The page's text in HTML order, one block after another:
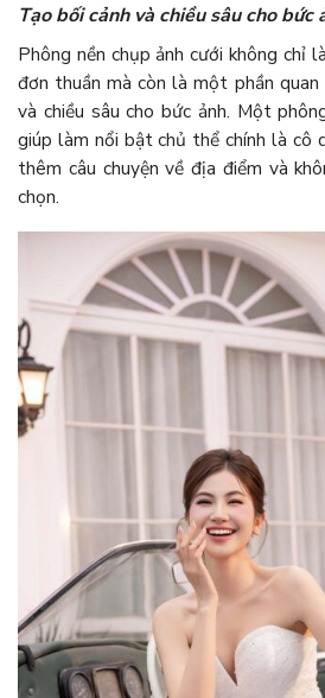
Tạo bối cảnh và chiều sâu cho bức
Phông nền chụp ảnh cưới không chỉ
đơn thuần mà còn là một phần
và chiều sâu cho bức ảnh. Một
giúp làm nổi bật chủ thể chính là cô
thêm câu chuyện về địa điểm và
chọn.